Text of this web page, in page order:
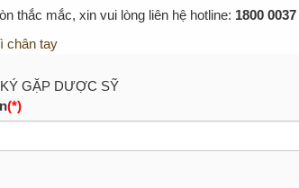
thắc mắc, xin vui lòng liên hệ hotline: 1800 0037
chân tay
GẶP DƯỢC SỸ
(*)